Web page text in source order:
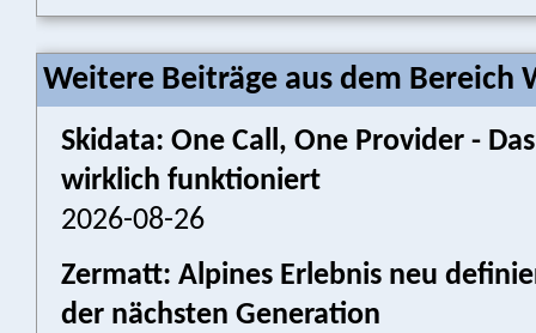
Weitere Beiträge aus dem Bereich
Skidata: One Call, One Provider -
wirklich funktioniert
2026-08-26
Zermatt: Alpines Erlebnis neu
der nächsten Generation